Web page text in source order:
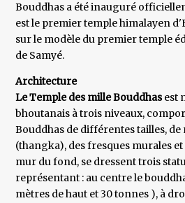
Bouddhas a été inauguré
est le premier temple himalayen
sur le modèle du premier temple
de Samyé.
Architecture
Le Temple des mille Bouddhasest
bhoutanais à trois niveaux,
Bouddhas de différentes tailles,
(thangka), des fresques murales
mur du fond, se dressent trois
représentant : au centre le
mètres de haut et 30 tonnes ), à